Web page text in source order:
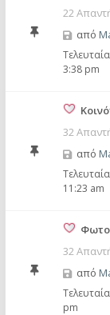
22
από
3:38 pm
32
από
11:23 am
32
από
pm